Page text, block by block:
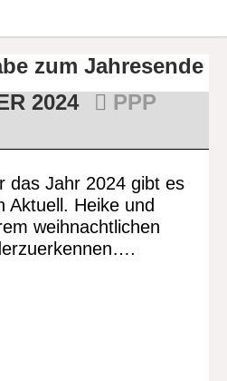
E. V.
zum Jahresende
2024
PPP
das Jahr 2024 gibt es
Aktuell. Heike und
weihnachtlichen